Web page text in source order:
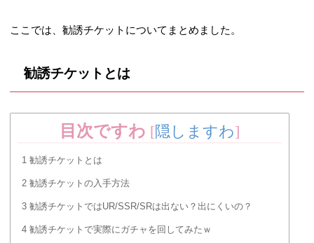
ここでは、勧誘チケットについてまとめました。
勧誘チケットとは
目次ですわ [隠しますわ]
1 勧誘チケットとは
2 勧誘チケットの入手方法
3 勧誘チケットではUR/SSR/SRは出ない？出にくいの？
4 勧誘チケットで実際にガチャを回してみたｗ